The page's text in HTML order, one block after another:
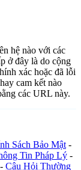
hệ nào với các
ở đây là do cộng
xác hoặc đã lỗi
cam kết nào
các URL này.
Sách Bảo Mật -
Tin Pháp Lý -
- Câu Hỏi Thường